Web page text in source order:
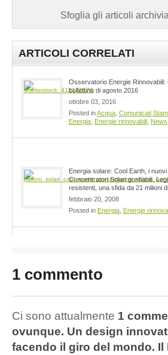
Sfoglia gli articoli
ARTICOLI CORRELATI
Osservatorio Energie Rinnovabili:
bollettino di agosto 2016
ottobre 03, 2016
Posted inAcqua Comunicati
Energia Energie rinnovabili News
Energia solare: Cool Earth, i nuovi
Concentratori Solari gonfiabili.
resistenti, una sfida da 21 milioni
febbraio 20, 2008
Posted in Energia Energie
1 commento
Ci sono attualmente 1
ovunque. Un design
facendo il giro del mondo.